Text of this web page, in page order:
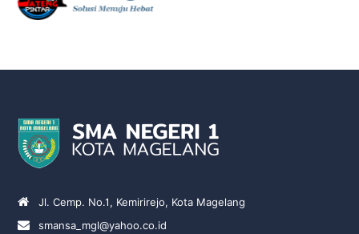
Jl. Cemp. No.1, Kemirirejo, Kota Magelang
smansa_mgl@yahoo.co.id